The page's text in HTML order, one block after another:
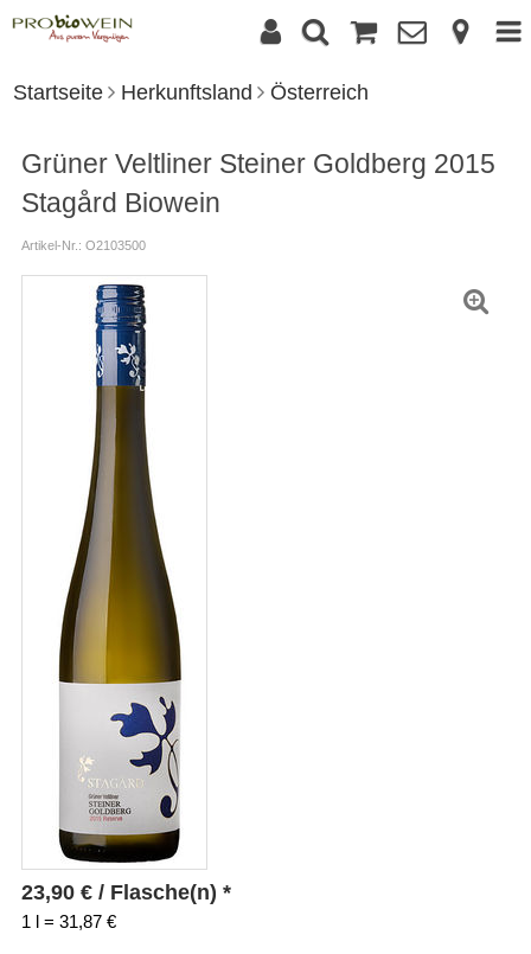
Startseite Herkunftsland Österreich
Grüner Veltliner Steiner Goldberg 2015
Stagård Biowein
Artikel-Nr.: O2103500
23,90 €/ Flasche(n) *
1 l = 31,87 €